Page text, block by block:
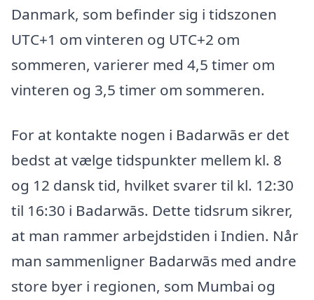
Danmark, som befinder sig i tidszonen
UTC+1 om vinteren og UTC+2 om
sommeren, varierer med 4,5 timer om
vinteren og 3,5 timer om sommeren.
For at kontakte nogen i Badarwās er det
bedst at vælge tidspunkter mellem kl. 8
og 12 dansk tid, hvilket svarer til kl. 12:30
til 16:30 i Badarwās. Dette tidsrum sikrer,
at man rammer arbejdstiden i Indien. Når
man sammenligner Badarwās med andre
store byer i regionen, som Mumbai og